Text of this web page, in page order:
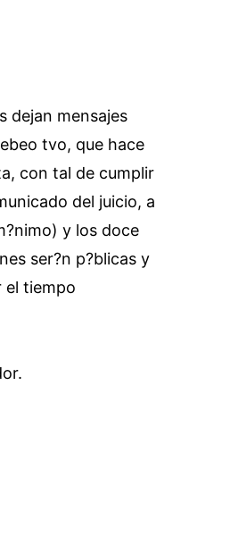
dejan mensajes
tvo, que hace
con tal de cumplir
del juicio, a
y los doce
ser?n p?blicas y
el tiempo